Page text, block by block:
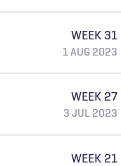
WEEK 31
1 AUG 2023
WEEK 27
3 JUL 2023
WEEK 21